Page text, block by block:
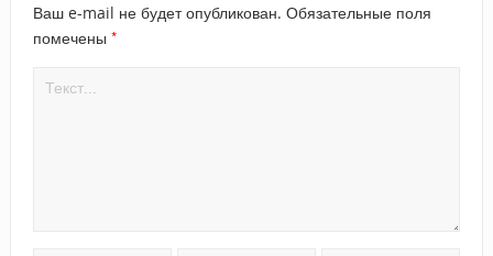
Ваш e-mail не будет опубликован. Обязательные поля
помечены *